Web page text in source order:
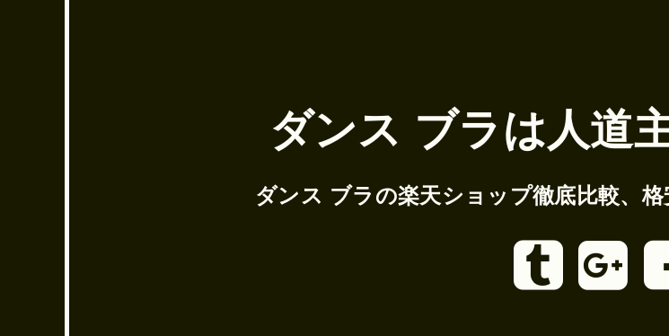
ダンス ブラは人道
ダンス ブラの楽天ショップ徹底比較、